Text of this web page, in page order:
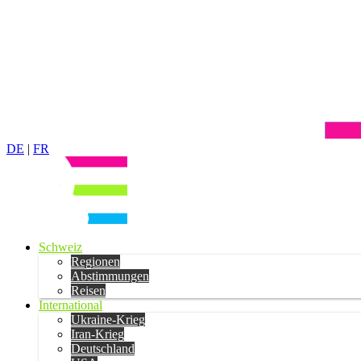
DE | FR
Schweiz
Regionen
Abstimmungen
Reisen
International
Ukraine-Krieg
Iran-Krieg
Deutschland